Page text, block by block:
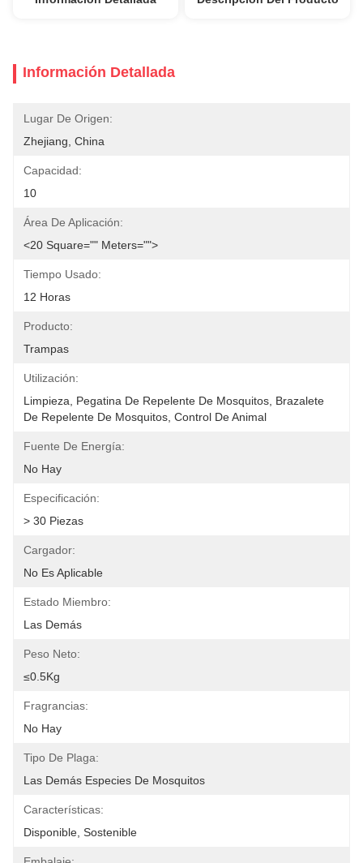
Información Detallada
Lugar De Origen:
Zhejiang, China
Capacidad:
10
Área De Aplicación:
<20 Square="" Meters="">
Tiempo Usado:
12 Horas
Producto:
Trampas
Utilización:
Limpieza, Pegatina De Repelente De Mosquitos, Brazalete
De Repelente De Mosquitos, Control De Animal
Fuente De Energía:
No Hay
Especificación:
> 30 Piezas
Cargador:
No Es Aplicable
Estado Miembro:
Las Demás
Peso Neto:
≤0.5Kg
Fragrancias:
No Hay
Tipo De Plaga:
Las Demás Especies De Mosquitos
Características:
Disponible, Sostenible